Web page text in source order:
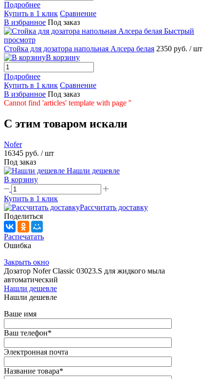
Подробнее
Купить в 1 клик Сравнение
В избранное Под заказ
Быстрый
просмотр
Стойка для дозатора напольная Алсера белая 2350 руб. / шт
В корзину
Подробнее
Купить в 1 клик Сравнение
В избранное Под заказ
Cannot find 'articles' template with page ''
C этим товаром искали
Nofer
16345 руб. / шт
Под заказ
Нашли дешевле
В корзину
Купить в 1 клик
Рассчитать доставку
Поделиться
Распечатать
Ошибка
Закрыть окно
Дозатор Nofer Classic 03023.S для жидкого мыла
автоматический
Нашли дешевле
Нашли дешевле
Ваше имя
Ваш телефон*
Электронная почта
Название товара*